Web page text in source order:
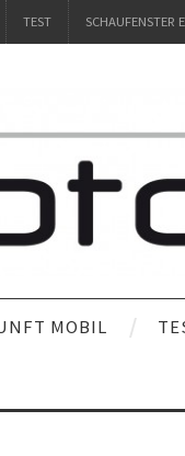
TEST SCHAUFENSTER
MOBIL